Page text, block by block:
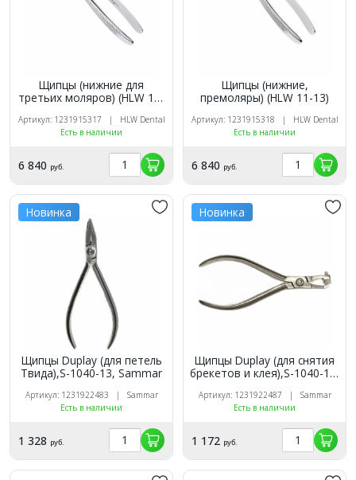
Щипцы (нижние для
третьих моляров) (HLW 11-
Артикул: 1231915317 | HLW Dental
Есть в наличии
6 840 руб.
Щипцы (нижние,
премоляры) (HLW 11-13)
Артикул: 1231915318 | HLW Dental
Есть в наличии
6 840 руб.
Новинка
Щипцы Duplay (для петель
Твида),S-1040-13, Sammar
Артикул: 1231922483 | Sammar
Есть в наличии
1 328 руб.
Новинка
Щипцы Duplay (для снятия
брекетов и клея),S-1040-10,
Артикул: 1231922487 | Sammar
Есть в наличии
1 172 руб.